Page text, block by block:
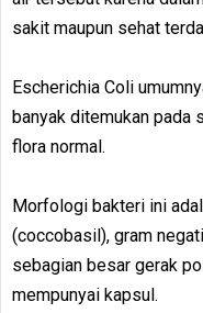
sakit maupun sehat
Escherichia Coli
banyak ditemukan pada
flora normal.
Morfologi bakteri ini
(coccobasil), gram
sebagian besar gerak
mempunyai kapsul.